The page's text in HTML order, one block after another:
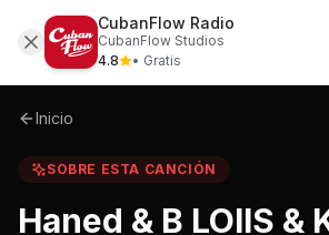
Sobre Haned-b-loiis-
Inicio
SOBRE ESTA CANCIÓN
Haned & B LOIIS &
CubanFlow Radio
CubanFlow Studios
4.8
• Gratis